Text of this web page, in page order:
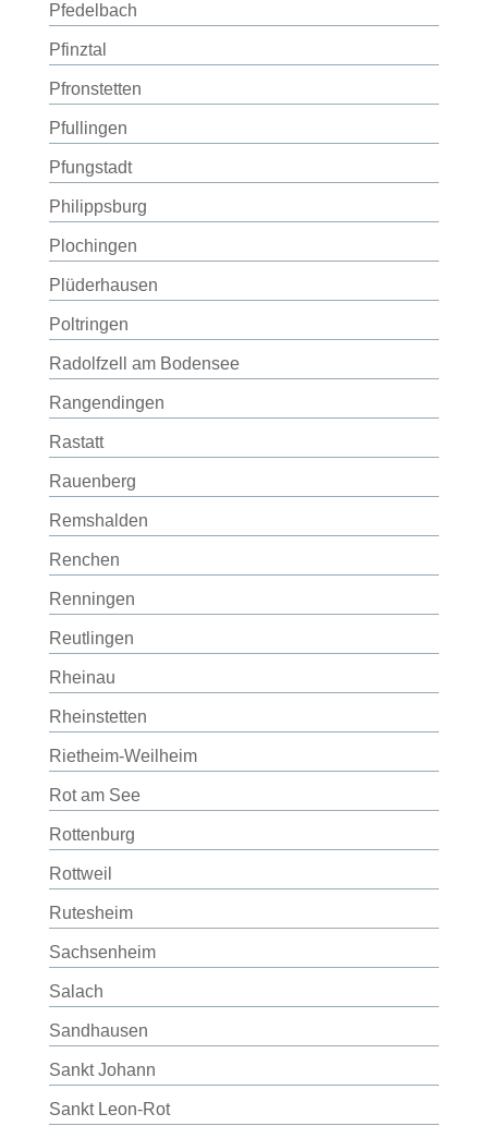
Pfedelbach
Pfinztal
Pfronstetten
Pfullingen
Pfungstadt
Philippsburg
Plochingen
Plüderhausen
Poltringen
Radolfzell am Bodensee
Rangendingen
Rastatt
Rauenberg
Remshalden
Renchen
Renningen
Reutlingen
Rheinau
Rheinstetten
Rietheim-Weilheim
Rot am See
Rottenburg
Rottweil
Rutesheim
Sachsenheim
Salach
Sandhausen
Sankt Johann
Sankt Leon-Rot